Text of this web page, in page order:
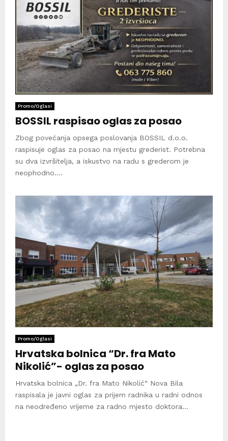
Promo/Oglasi
BOSSIL raspisao oglas za posao
Zbog povećanja opsega poslovanja BOSSIL d.o.o.
raspisuje oglas za posao na mjestu grederist. Potrebna
su dva izvršitelja, a iskustvo na radu s grederom je
neophodno....
Promo/Oglasi
Hrvatska bolnica “Dr. fra Mato
Nikolić”- oglas za posao
Hrvatska bolnica „Dr. fra Mato Nikolić“ Nova Bila
raspisala je javni oglas za prijem radnika u radni odnos
na neodređeno vrijeme za radno mjesto doktora...